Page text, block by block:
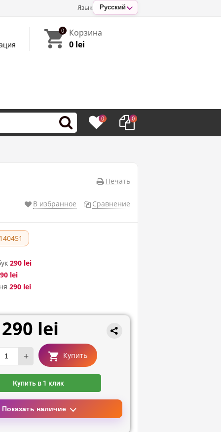
Язык Русский
0
Корзина
0 lei
0 0
Печать
В избранное Сравнение
290 lei
lei
290 lei
290 lei
+ Купить
Купить в 1 клик
Показать наличие